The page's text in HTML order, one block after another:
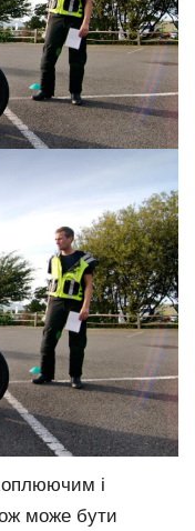
і
може бути